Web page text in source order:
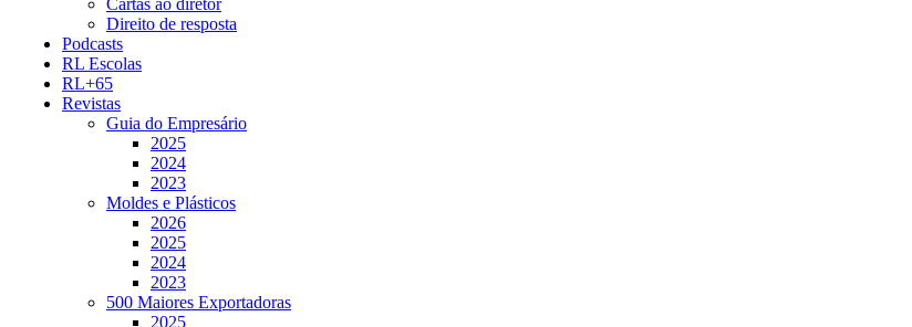
Direito de resposta
Podcasts
RL Escolas
RL+65
Revistas
Guia do Empresário
2025
2024
2023
Moldes e Plásticos
2026
2025
2024
2023
500 Maiores Exportadoras
2025